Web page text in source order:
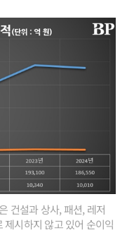
건설과 상사, 패션, 레저
시하지 않고 있어 순이익